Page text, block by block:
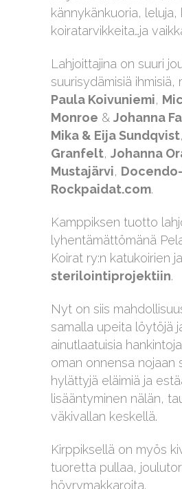
kännykänkuoria, leluja,
koiratarvikkeita…ja
Lahjoittajina on suuri
suurisydämisiä ihmisiä,
Paula Koivuniemi,
Monroe & Johanna
Mika & Eija Sundqvist,
Granfelt, Johanna
Mustajärvi,
Rockpaidat.com.
Kamppiksen tuotto
lyhentämättömänä
Koirat ry:n katukoirien
sterilointiprojektiin.
Nyt on siis
samalla upeita löytöjä
ainutlaatuisia
oman onnensa nojaan
hylättyjä eläimiä ja
lisääntyminen nälän,
väkivallan keskellä.
Kirppiksellä on myös
tuoretta pullaa,
höyrymakkaroita.